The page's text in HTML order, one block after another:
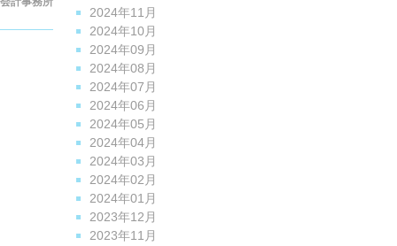
2024年11月
2024年10月
2024年09月
2024年08月
2024年07月
2024年06月
2024年05月
2024年04月
2024年03月
2024年02月
2024年01月
2023年12月
2023年11月